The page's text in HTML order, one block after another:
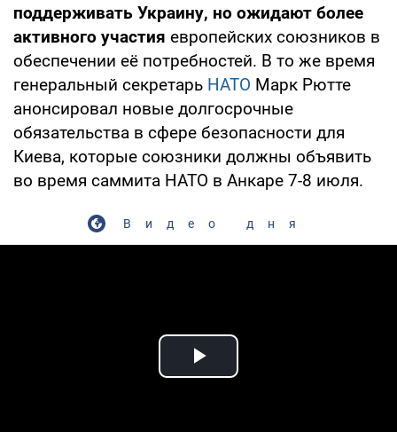
поддерживать Украину, но ожидают более
активного участия европейских союзников в
обеспечении её потребностей. В то же время
генеральный секретарь НАТО Марк Рютте
анонсировал новые долгосрочные
обязательства в сфере безопасности для
Киева, которые союзники должны объявить
во время саммита НАТО в Анкаре 7-8 июля.
Видео дня
Play Video